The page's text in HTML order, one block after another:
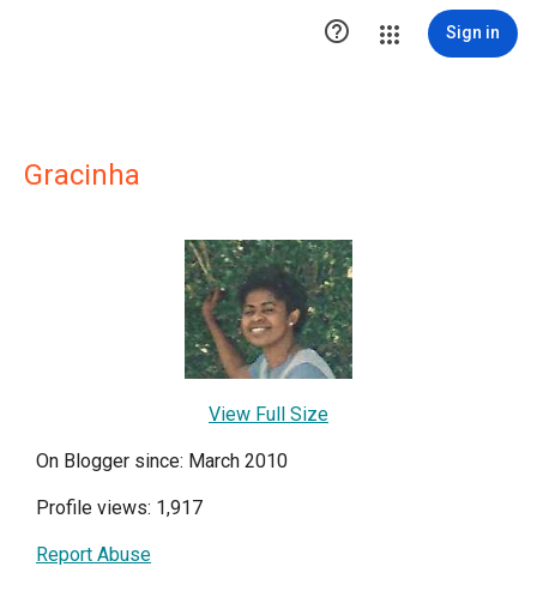
 Sign in
Gracinha
View Full Size
On Blogger since: March 2010
Profile views: 1,917
Report Abuse